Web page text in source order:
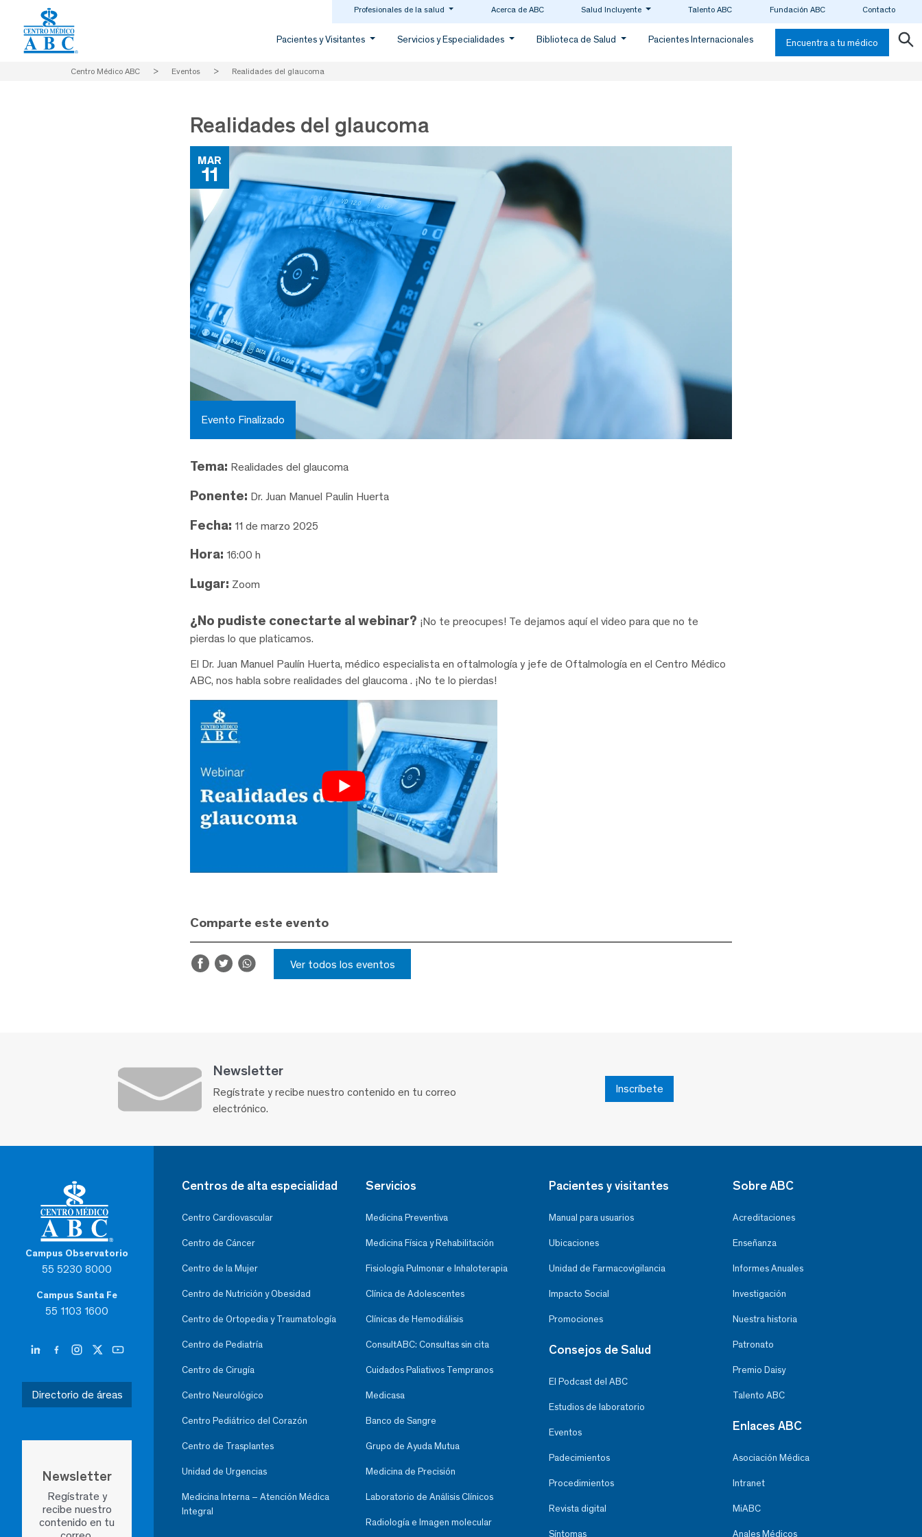
Profesionales de la salud Acerca de ABC Salud Incluyente Talento ABC Fundación ABC Contacto
Pacientes y Visitantes Servicios y Especialidades Biblioteca de Salud Pacientes Internacionales Encuentra a tu médico
Centro Médico ABC > Eventos > Realidades del glaucoma
Realidades del glaucoma
MAR
11
Evento Finalizado
Tema: Realidades del glaucoma
Ponente: Dr. Juan Manuel Paulin Huerta
Fecha: 11 de marzo 2025
Hora: 16:00 h
Lugar: Zoom
¿No pudiste conectarte al webinar? ¡No te preocupes! Te dejamos aquí el video para que no te
pierdas lo que platicamos.
El Dr. Juan Manuel Paulín Huerta, médico especialista en oftalmología y jefe de Oftalmología en el Centro Médico
ABC, nos habla sobre realidades del glaucoma . ¡No te lo pierdas!
Comparte este evento
Ver todos los eventos
Newsletter
Regístrate y recibe nuestro contenido en tu correo
electrónico.
Inscríbete
Campus Observatorio
55 5230 8000
Campus Santa Fe
55 1103 1600
Directorio de áreas
Newsletter
Regístrate y
recibe nuestro
contenido en tu
Centros de alta especialidad
Centro Cardiovascular
Centro de Cáncer
Centro de la Mujer
Centro de Nutrición y Obesidad
Centro de Ortopedia y Traumatología
Centro de Pediatría
Centro de Cirugía
Centro Neurológico
Centro Pediátrico del Corazón
Centro de Trasplantes
Unidad de Urgencias
Medicina Interna – Atención Médica
Integral
Servicios
Medicina Preventiva
Medicina Física y Rehabilitación
Fisiología Pulmonar e Inhaloterapia
Clínica de Adolescentes
Clínicas de Hemodiálisis
ConsultABC: Consultas sin cita
Cuidados Paliativos Tempranos
Medicasa
Banco de Sangre
Grupo de Ayuda Mutua
Medicina de Precisión
Laboratorio de Análisis Clínicos
Radiología e Imagen molecular
Pacientes y visitantes
Manual para usuarios
Ubicaciones
Unidad de Farmacovigilancia
Impacto Social
Promociones
Consejos de Salud
El Podcast del ABC
Estudios de laboratorio
Eventos
Padecimientos
Procedimientos
Revista digital
Síntomas
Sobre ABC
Acreditaciones
Enseñanza
Informes Anuales
Investigación
Nuestra historia
Patronato
Premio Daisy
Talento ABC
Enlaces ABC
Asociación Médica
Intranet
MiABC
Anales Médicos